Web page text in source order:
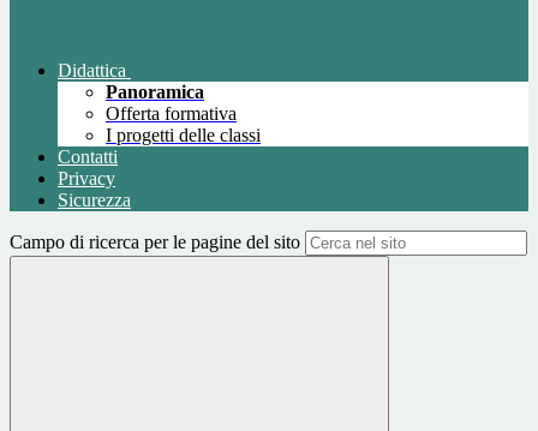
Didattica
Panoramica
Offerta formativa
I progetti delle classi
Contatti
Privacy
Sicurezza
Campo di ricerca per le pagine del sito